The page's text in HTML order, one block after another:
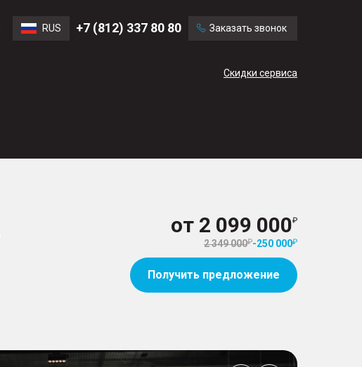
RUS +7 (812) 337 80 80 Заказать звонок
Скидки сервиса
от 2 099 000
2 349 000 -250 000
Получить предложение